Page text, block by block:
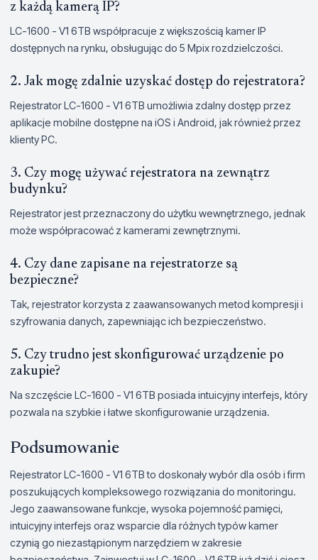
z każdą kamerą IP?
LC-1600 - V1 6TB współpracuje z większością kamer IP
dostępnych na rynku, obsługując do 5 Mpix rozdzielczości.
2. Jak mogę zdalnie uzyskać dostęp do rejestratora?
Rejestrator LC-1600 - V1 6TB umożliwia zdalny dostęp przez
aplikacje mobilne dostępne na iOS i Android, jak również przez
klienty PC.
3. Czy mogę używać rejestratora na zewnątrz
budynku?
Rejestrator jest przeznaczony do użytku wewnętrznego, jednak
może współpracować z kamerami zewnętrznymi.
4. Czy dane zapisane na rejestratorze są
bezpieczne?
Tak, rejestrator korzysta z zaawansowanych metod kompresji i
szyfrowania danych, zapewniając ich bezpieczeństwo.
5. Czy trudno jest skonfigurować urządzenie po
zakupie?
Na szczęście LC-1600 - V1 6TB posiada intuicyjny interfejs, który
pozwala na szybkie i łatwe skonfigurowanie urządzenia.
Podsumowanie
Rejestrator LC-1600 - V1 6TB to doskonały wybór dla osób i firm
poszukujących kompleksowego rozwiązania do monitoringu.
Jego zaawansowane funkcje, wysoka pojemność pamięci,
intuicyjny interfejs oraz wsparcie dla różnych typów kamer
czynią go niezastąpionym narzędziem w zakresie